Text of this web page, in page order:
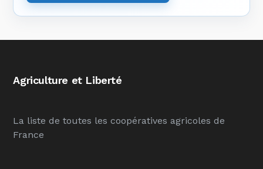
Agriculture et Liberté
La liste de toutes les coopératives agricoles de
France